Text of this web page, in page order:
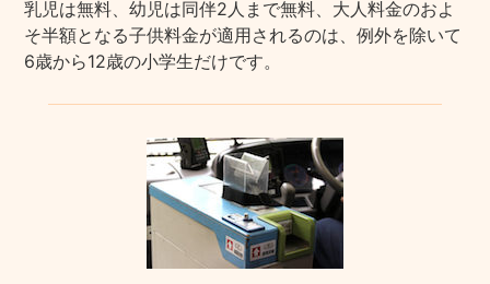
乳児は無料、幼児は同伴2人まで無料、大人料金のおよ
そ半額となる子供料金が適用されるのは、例外を除いて
6歳から12歳の小学生だけです。